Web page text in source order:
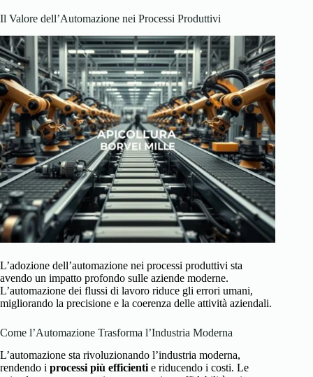
Il Valore dell’Automazione nei Processi Produttivi
L’adozione dell’automazione nei processi produttivi sta
avendo un impatto profondo sulle aziende moderne.
L’automazione dei flussi di lavoro riduce gli errori umani,
migliorando la precisione e la coerenza delle attività aziendali.
Come l’Automazione Trasforma l’Industria Moderna
L’automazione sta rivoluzionando l’industria moderna,
rendendo i processi più efficienti e riducendo i costi. Le